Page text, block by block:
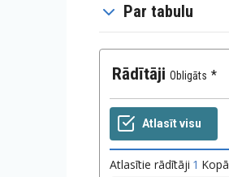
Par tabulu
Rādītāji Obligāts
Atlasītie rādītāji 1 Kopā